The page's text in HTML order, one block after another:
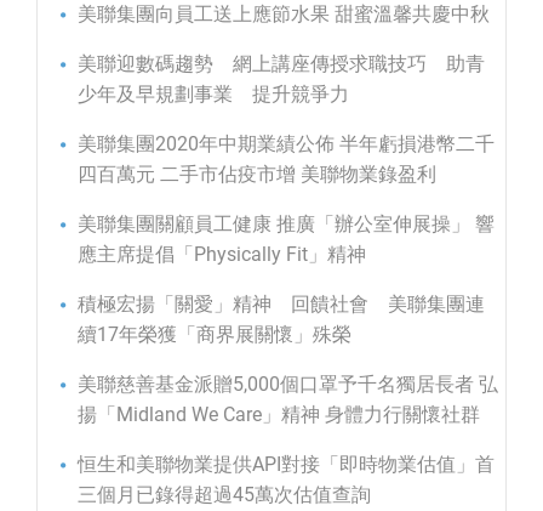
美聯集團向員工送上應節水果 甜蜜溫馨共慶中秋
美聯迎數碼趨勢 網上講座傳授求職技巧 助青
少年及早規劃事業 提升競爭力
美聯集團2020年中期業績公佈 半年虧損港幣二千
四百萬元 二手市佔疫市增 美聯物業錄盈利
美聯集團關顧員工健康 推廣「辦公室伸展操」 響
應主席提倡「Physically Fit」精神
積極宏揚「關愛」精神 回饋社會 美聯集團連
續17年榮獲「商界展關懷」殊榮
美聯慈善基金派贈5,000個口罩予千名獨居長者 弘
揚「Midland We Care」精神 身體力行關懷社群
恒生和美聯物業提供API對接「即時物業估值」首
三個月已錄得超過45萬次估值查詢